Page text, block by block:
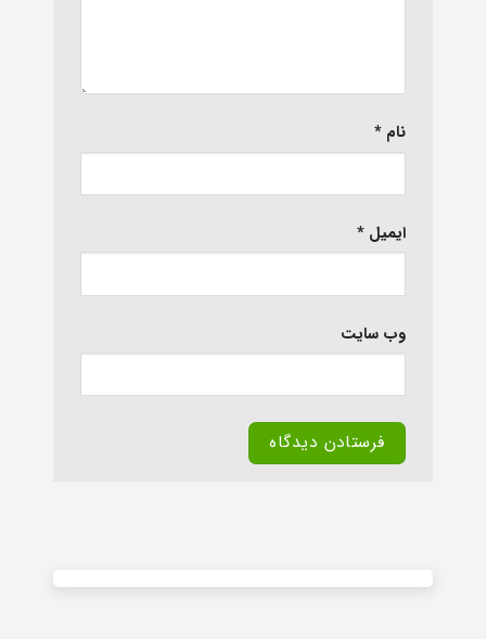
نام *
ایمیل *
وب‌ سایت